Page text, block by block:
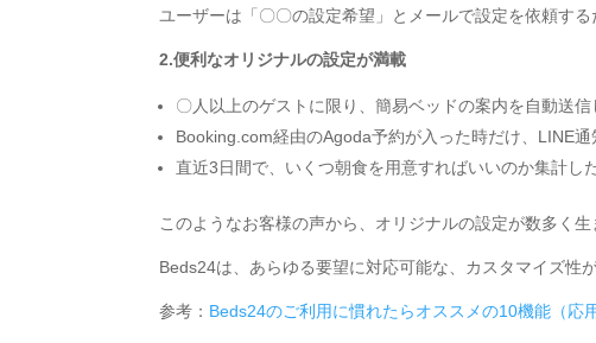
ユーザーは「〇〇の設定希望」とメールで設定を依頼する
2.便利なオリジナルの設定が満載
〇人以上のゲストに限り、簡易ベッドの案内を自動送信
Booking.com経由のAgoda予約が入った時だけ、LINE通
直近3日間で、いくつ朝食を用意すればいいのか集計し
このようなお客様の声から、オリジナルの設定が数多く生
Beds24は、あらゆる要望に対応可能な、カスタマイズ性が
参考： Beds24のご利用に慣れたらオススメの10機能（応用